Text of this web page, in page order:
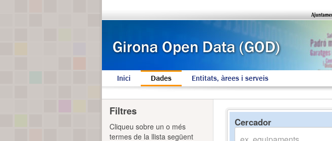
Inici Dades Entitats, àrees i serveis
Cercador
Filtres
Cliqueu sobre un o més
termes de la llista següent